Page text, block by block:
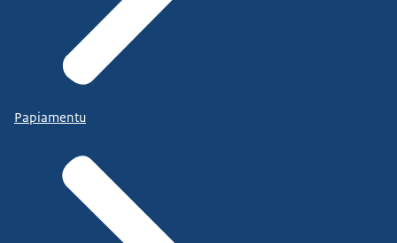
Papiamentu